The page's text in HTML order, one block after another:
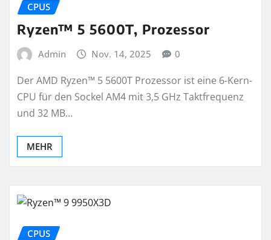
CPUS
Ryzen™ 5 5600T, Prozessor
Admin Nov. 14, 2025 0
Der AMD Ryzen™ 5 5600T Prozessor ist eine 6-Kern-
CPU für den Sockel AM4 mit 3,5 GHz Taktfrequenz
und 32 MB…
MEHR
CPUS